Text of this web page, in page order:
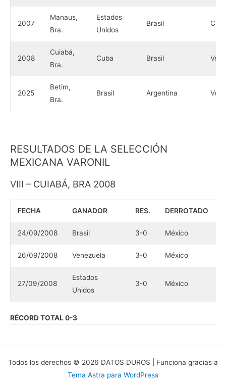
2007
Manaus,
Bra.
Estados
Unidos
Brasil
2008
Cuiabá,
Bra.
Cuba Brasil
2025
Betim,
Bra.
Brasil Argentina
RESULTADOS DE LA SELECCIÓN
MEXICANA VARONIL
VIII – CUIABÁ, BRA 2008
FECHA GANADOR RES. DERROTADO
24/09/2008 Brasil 3-0 México
26/09/2008 Venezuela 3-0 México
27/09/2008
Estados
Unidos
3-0 México
RÉCORD TOTAL 0-3
Todos los derechos © 2026 DATOS DUROS | Funciona gracias a
Tema Astra para WordPress